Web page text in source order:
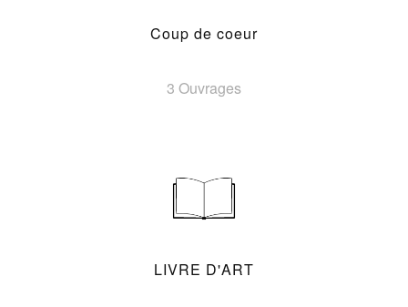
Coup de coeur
3 Ouvrages
LIVRE D'ART